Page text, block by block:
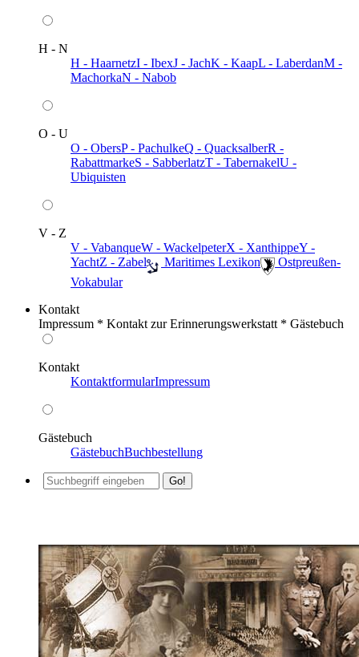
H - N
H - HaarnetzI - IbexJ - JachK - KaapL - LaberdanM -
MachorkaN - Nabob
O - U
O - ObersP - PachulkeQ - QuacksalberR -
RabattmarkeS - SabberlatzT - TabernakelU -
Ubiquisten
V - Z
V - VabanqueW - WackelpeterX - XanthippeY -
YachtZ - Zabel ️ Maritimes Lexikon
️ Ostpreußen-
Vokabular
Kontakt
Impressum * Kontakt zur Erinnerungswerkstatt * Gästebuch
Kontakt
KontaktformularImpressum
Gästebuch
GästebuchBuchbestellung